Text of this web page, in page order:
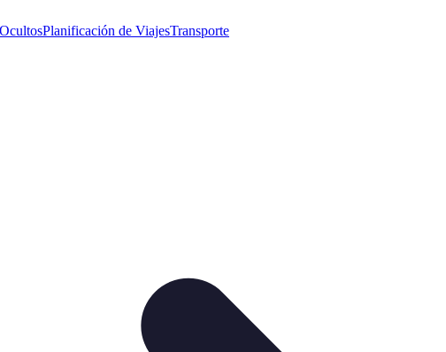
Planificación de ViajesTransporte